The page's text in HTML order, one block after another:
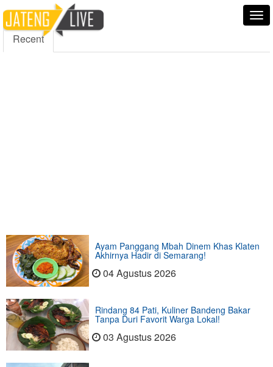
5000 Fans Followers
Recent
Ayam Panggang Mbah Dinem Khas Klaten
Akhirnya Hadir di Semarang!
04 Agustus 2026
Rindang 84 Pati, Kuliner Bandeng Bakar
Tanpa Duri Favorit Warga Lokal!
03 Agustus 2026